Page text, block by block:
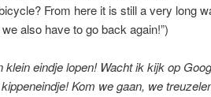
From here it is still a very long
also have to go back again!”)
klein eindje lopen! Wacht ik kijk op
Kom we gaan, we